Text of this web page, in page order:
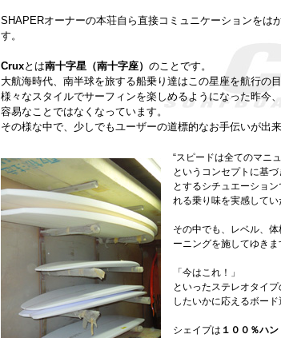
SHAPERオーナーの本荘自ら直接コミュニケーションをは
す。
Cruxとは南十字星（南十字座） のことです。
大航海時代、南半球を旅する船乗り達はこの星座を航行の
様々なスタイルでサーフィンを楽しめるようになった昨今
容易なことではなくなっています。
その様な中で、少しでもユーザーの道標的なお手伝いが出
“スピードは全てのマニ
というコンセプトに基
とするシチュエーショ
れる乗り味を実感してい
その中でも、レベル、
ーニングを施してゆきま
「今はこれ！」
といったステレオタイ
したいかに応えるボード
シェイプは １００％ハ